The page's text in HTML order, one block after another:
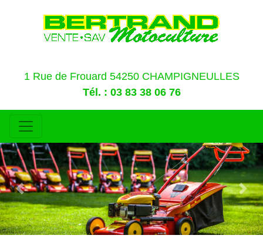
1 Rue de Frouard 54250 CHAMPIGNEULLES
Tél. : 03 83 38 06 76
Previous Next